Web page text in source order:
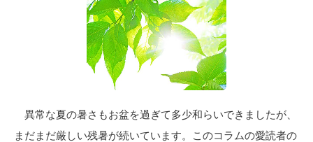
異常な夏の暑さもお盆を過ぎて多少和らいできましたが、
まだまだ厳しい残暑が続いています。このコラムの愛読者の